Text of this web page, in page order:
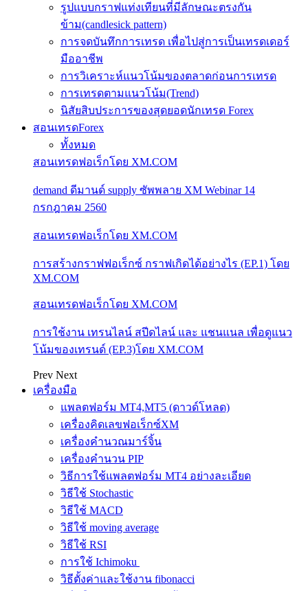
รูปแบบกราฟแท่งเทียนที่มีลักษณะตรงกัน
ข้าม(candlesick pattern)
การจดบันทึกการเทรด เพื่อไปสู่การเป็นเทรดเดอร์
มืออาชีพ
การวิเคราะห์แนวโน้มของตลาดก่อนการเทรด
การเทรดตามแนวโน้ม(Trend)
นิสัยสิบประการของสุดยอดนักเทรด Forex
สอนเทรดForex
ทั้งหมด
สอนเทรดฟอเร็กโดย XM.COM
demand ดีมานด์ supply ซัพพลาย XM Webinar 14
กรกฎาคม 2560
สอนเทรดฟอเร็กโดย XM.COM
การสร้างกราฟฟอเร็กซ์ กราฟเกิดได้อย่างไร (EP.1) โดย
XM.COM
สอนเทรดฟอเร็กโดย XM.COM
การใช้งาน เทรนไลน์ สปีดไลน์ และ แชนแนล เพื่อดูแนว
โน้มของเทรนด์ (EP.3)โดย XM.COM
Prev Next
เครื่องมือ
แพลตฟอร์ม MT4,MT5 (ดาวด์โหลด)
เครื่องคิดเลขฟอเร็กซ์XM
เครื่องคำนวณมาร์จิ้น
เครื่องคำนวน PIP
วิธีการใช้แพลตฟอร์ม MT4 อย่างละเอียด
วิธีใช้ Stochastic
วิธีใช้ MACD
วิธีใช้ moving average
วิธีใช้ RSI
การใช้ Ichimoku
วิธีตั้งค่าและใช้งาน fibonacci